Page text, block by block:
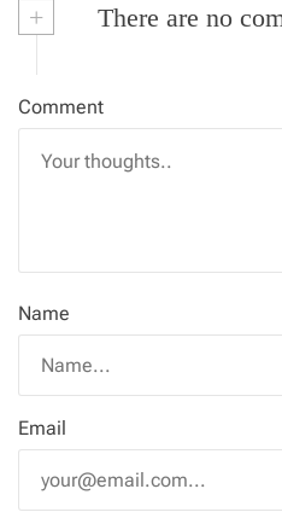
+ There are no
Comment
Name
Email